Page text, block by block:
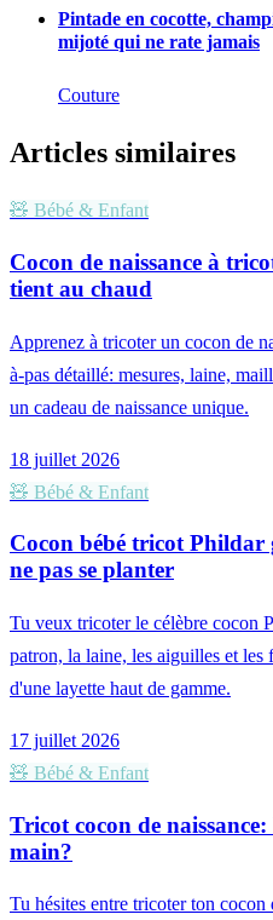
Pintade en cocotte,
mijoté qui ne rate jamais
Couture
Articles similaires
🧸 Bébé & Enfant
Cocon de naissance à
tient au chaud
Apprenez à tricoter un cocon de
à-pas détaillé: mesures, laine,
un cadeau de naissance unique.
18 juillet 2026
🧸 Bébé & Enfant
Cocon bébé tricot
ne pas se planter
Tu veux tricoter le célèbre cocon
patron, la laine, les aiguilles et
d'une layette haut de gamme.
17 juillet 2026
🧸 Bébé & Enfant
Tricot cocon de
main?
Tu hésites entre tricoter ton